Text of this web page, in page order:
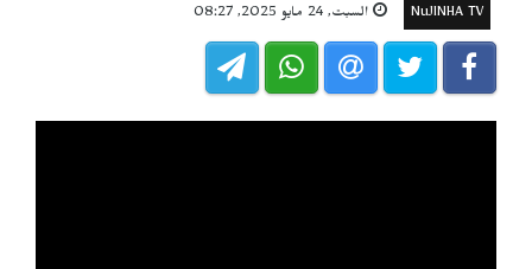
NuJINHA TV السبت, 24 مايو 2025, 08:27